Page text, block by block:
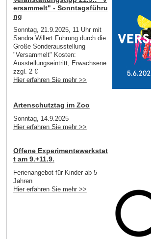
ersammelt" - Sonntagsführu
ng
Sonntag, 21.9.2025, 11 Uhr mit
Sandra Willert Führung durch die
Große Sonderausstellung
"Versammelt" Kosten:
Ausstellungseintritt, Erwachsene
zzgl. 2 €
Hier erfahren Sie mehr >>
Artenschutztag im Zoo
Sonntag, 14.9.2025
Hier erfahren Sie mehr >>
Offene Experimentewerkstat
t am 9.+11.9.
Ferienangebot für Kinder ab 5
Jahren
Hier erfahren Sie mehr >>